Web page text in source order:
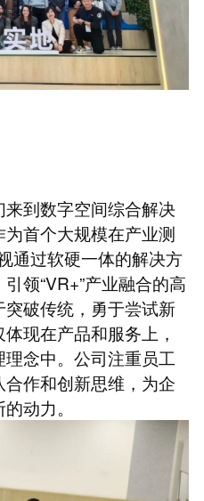
到数字空间综合解决
首个大规模在产业测
通过软硬一体的解决方
领“VR+”产业融合的高
破传统，勇于尝试新
现在产品和服务上，
念中。公司注重员工
作和创新思维，为企
动力。